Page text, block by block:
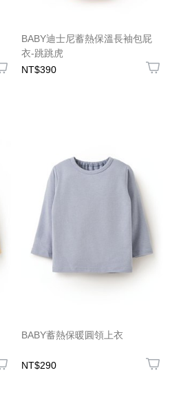
BABY迪士尼蓄熱保溫長袖包屁
衣-跳跳虎
NT$390
BABY蓄熱保暖圓領上衣
NT$290